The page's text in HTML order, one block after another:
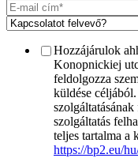
Hozzájárulok
Konopnickiej
feldolgozza
küldése
szolgáltatás
teljes tartalma a
https://bp2.eu/